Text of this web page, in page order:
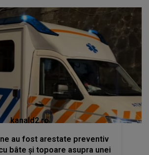
kanald2.ro
au fost arestate preventiv
bâte și topoare asupra unei